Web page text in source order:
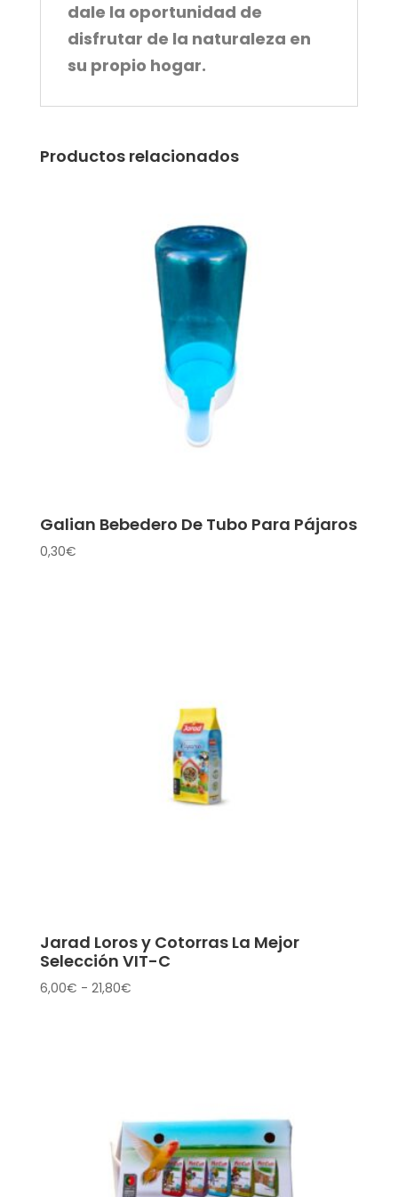
dale la oportunidad de
disfrutar de la naturaleza en
su propio hogar.
Productos relacionados
Galian Bebedero De Tubo Para Pájaros
0,30€
Jarad Loros y Cotorras La Mejor
Selección VIT-C
6,00€ - 21,80€Rango